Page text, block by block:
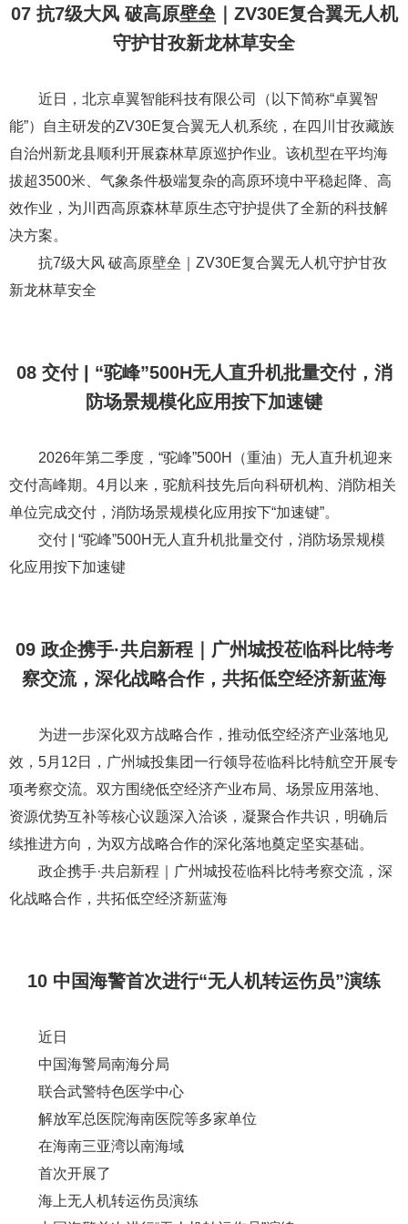
07 抗7级大风 破高原壁垒｜ZV30E复合翼无人机
守护甘孜新龙林草安全
近日，北京卓翼智能科技有限公司（以下简称“卓翼智
能”）自主研发的ZV30E复合翼无人机系统，在四川甘孜藏族
拔超3500米、气象条件极端复杂的高原环境中平稳起降、高
效作业，为川西高原森林草原生态守护提供了全新的科技解
决方案。
抗7级大风 破高原壁垒｜ZV30E复合翼无人机守护甘孜
新龙林草安全
08 交付 | “驼峰”500H无人直升机批量交付，消
防场景规模化应用按下加速键
2026年第二季度，“驼峰”500H（重油）无人直升机迎来
单位完成交付，消防场景规模化应用按下“加速键”。
交付 | “驼峰”500H无人直升机批量交付，消防场景规模
化应用按下加速键
09 政企携手·共启新程｜广州城投莅临科比特考
察交流，深化战略合作，共拓低空经济新蓝海